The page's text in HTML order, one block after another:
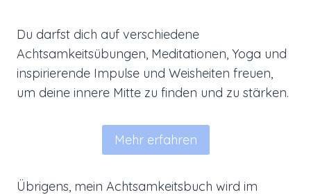
Du darfst dich auf verschiedene
Achtsamkeitsübungen, Meditationen, Yoga und
inspirierende Impulse und Weisheiten freuen,
um deine innere Mitte zu finden und zu stärken.
Mehr erfahren
Übrigens, mein Achtsamkeitsbuch wird im